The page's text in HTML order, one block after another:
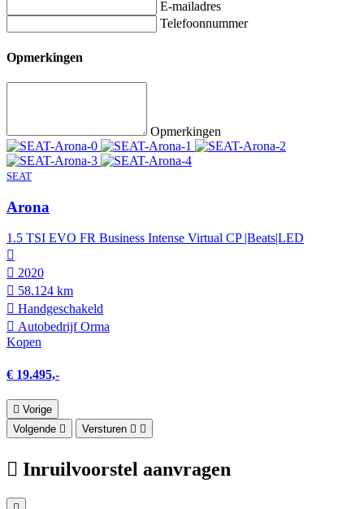
E-mailadres
Telefoonnummer
Opmerkingen
Opmerkingen
SEAT
Arona
1.5 TSI EVO FR Business Intense Virtual CP |Beats|LED
2020
58.124 km
Hand­geschakeld
Autobedrijf Orma
Kopen
€ 19.495,-
Vorige
Volgende
Versturen
Inruilvoorstel aanvragen